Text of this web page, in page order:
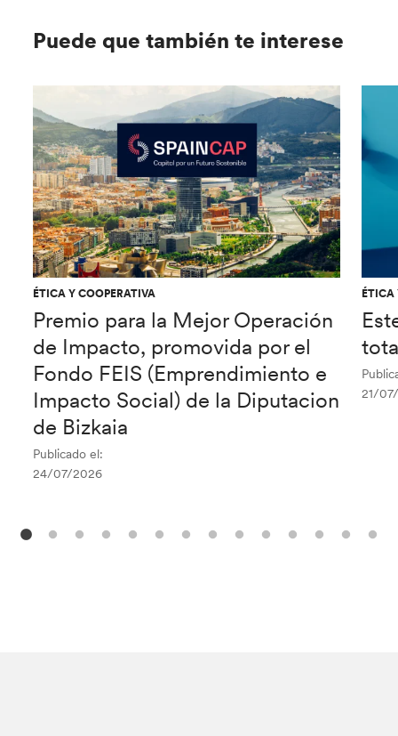
Puede que también te interese
ÉTICA Y COOPERATIVA
Premio para la Mejor Operación
de Impacto, promovida por el
Fondo FEIS (Emprendimiento e
Impacto Social) de la Diputacion
de Bizkaia
Publicado el:
24/07/2026
ÉTICA
21/